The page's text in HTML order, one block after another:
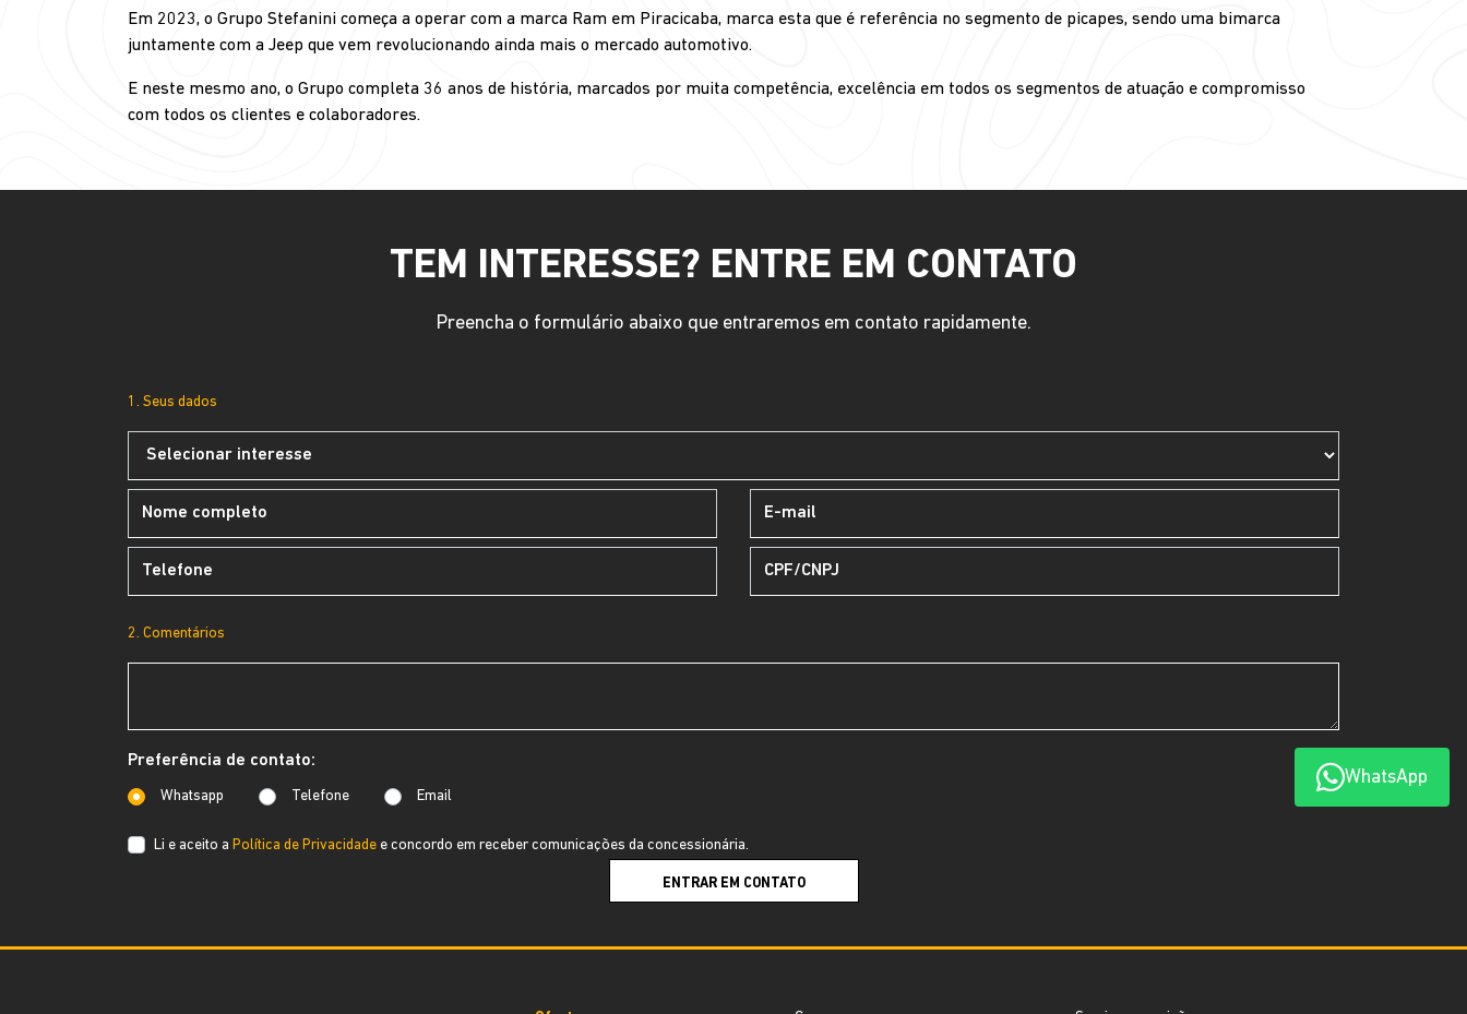
Em 2023, o Grupo Stefanini começa a operar com a marca Ram em Piracicaba, marca esta que é referência no segmento de picapes, sendo uma bimarca
juntamente com a Jeep que vem revolucionando ainda mais o mercado automotivo.
E neste mesmo ano, o Grupo completa 36 anos de história, marcados por muita competência, excelência em todos os segmentos de atuação e compromisso
com todos os clientes e colaboradores.
TEM INTERESSE? ENTRE EM CONTATO
Preencha o formulário abaixo que entraremos em contato rapidamente.
1. Seus dados
2. Comentários
Preferência de contato:
Whatsapp Telefone Email
Li e aceito a Política de Privacidade e concordo em receber comunicações da concessionária.
ENTRAR EM CONTATO
WhatsApp